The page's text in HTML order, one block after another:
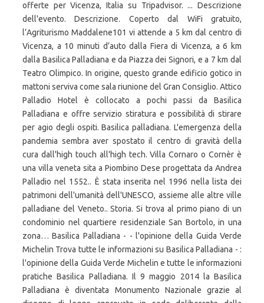
offerte per Vicenza, Italia su Tripadvisor. ... Descrizione
dell'evento. Descrizione. Coperto dal WiFi gratuito,
l’Agriturismo Maddalene101 vi attende a 5 km dal centro di
Vicenza, a 10 minuti d’auto dalla Fiera di Vicenza, a 6 km
dalla Basilica Palladiana e da Piazza dei Signori, e a 7 km dal
Teatro Olimpico. In origine, questo grande edificio gotico in
mattoni serviva come sala riunione del Gran Consiglio. Attico
Palladio Hotel è collocato a pochi passi da Basilica
Palladiana e offre servizio stiratura e possibilità di stirare
per agio degli ospiti. Basilica palladiana. L'emergenza della
pandemia sembra aver spostato il centro di gravità della
cura dall'high touch all'high tech. Villa Cornaro o Cornèr è
una villa veneta sita a Piombino Dese progettata da Andrea
Palladio nel 1552.. È stata inserita nel 1996 nella lista dei
patrimoni dell'umanità dell'UNESCO, assieme alle altre ville
palladiane del Veneto.. Storia. Si trova al primo piano di un
condominio nel quartiere residenziale San Bortolo, in una
zona… Basilica Palladiana - - l'opinione della Guida Verde
Michelin Trova tutte le informazioni su Basilica Palladiana - :
l'opinione della Guida Verde Michelin e tutte le informazioni
pratiche Basilica Palladiana. Il 9 maggio 2014 la Basilica
Palladiana è diventata Monumento Nazionale grazie al